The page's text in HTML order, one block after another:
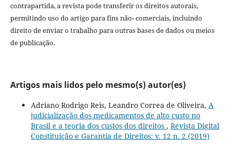
contrapartida, a revista pode transferir os direitos autorais,
permitindo uso do artigo para fins não- comerciais, incluindo
direito de enviar o trabalho para outras bases de dados ou meios
de publicação.
Artigos mais lidos pelo mesmo(s) autor(es)
Adriano Rodrigo Reis, Leandro Correa de Oliveira, A
judicialização dos medicamentos de alto custo no
Brasil e a teoria dos custos dos direitos , Revista Digital
Constituição e Garantia de Direitos: v. 12 n. 2 (2019)